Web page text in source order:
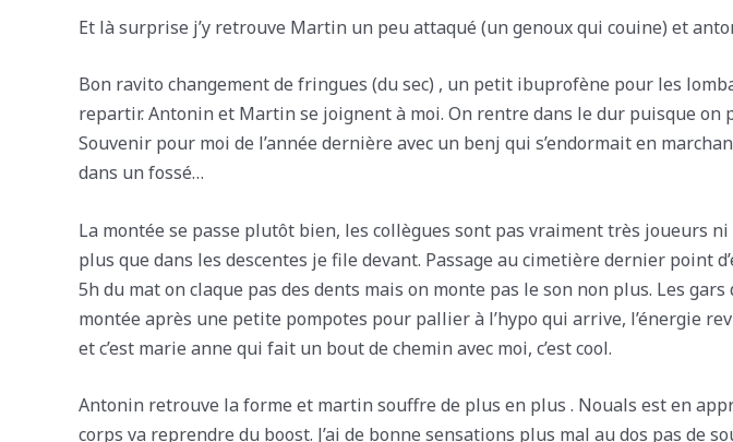
Et là surprise j’y retrouve Martin un peu attaqué (un genoux qui couine) et
Bon ravito changement de fringues (du sec) , un petit ibuprofène pour les
repartir. Antonin et Martin se joignent à moi. On rentre dans le dur puisque on
Souvenir pour moi de l’année dernière avec un benj qui s’endormait en
dans un fossé…
La montée se passe plutôt bien, les collègues sont pas vraiment très joueurs ni
plus que dans les descentes je file devant. Passage au cimetière dernier point
5h du mat on claque pas des dents mais on monte pas le son non plus. Les
montée après une petite pompotes pour pallier à l’hypo qui arrive, l’énergie
et c’est marie anne qui fait un bout de chemin avec moi, c’est cool.
Antonin retrouve la forme et martin souffre de plus en plus . Nouals est en
corps va reprendre du boost. J’ai de bonne sensations plus mal au dos pas de